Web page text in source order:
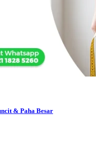
& Paha Besar